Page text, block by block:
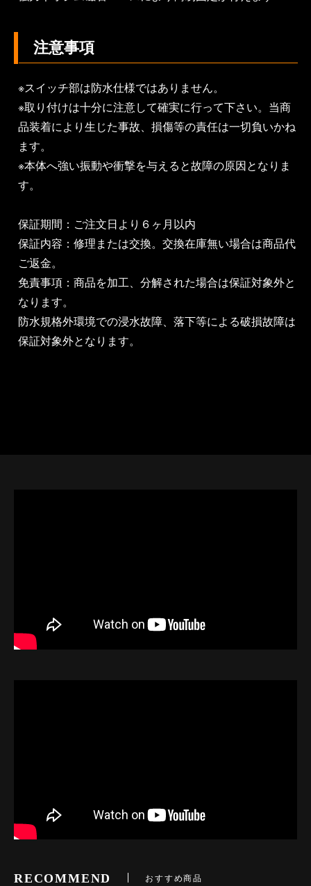
注意事項
※スイッチ部は防水仕様ではありません。
※取り付けは十分に注意して確実に行って下さい。当商
品装着により生じた事故、損傷等の責任は一切負いかね
ます。
※本体へ強い振動や衝撃を与えると故障の原因となりま
す。
保証期間：ご注文日より６ヶ月以内
保証内容：修理または交換。交換在庫無い場合は商品代
ご返金。
免責事項：商品を加工、分解された場合は保証対象外と
なります。
防水規格外環境での浸水故障、落下等による破損故障は
保証対象外となります。
RECOMMEND おすすめ商品